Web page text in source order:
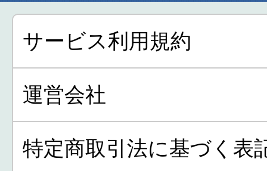
サービス利用規約
運営会社
特定商取引法に基づく表